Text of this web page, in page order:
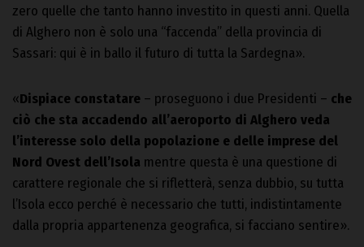
zero quelle che tanto hanno investito in questi anni. Quella
di Alghero non è solo una “faccenda” della provincia di
Sassari: qui è in ballo il futuro di tutta la Sardegna».
«Dispiace constatare – proseguono i due Presidenti – che
ciò che sta accadendo all’aeroporto di Alghero veda
l’interesse solo della popolazione e delle imprese del
Nord Ovest dell’Isola mentre questa è una questione di
carattere regionale che si rifletterà, senza dubbio, su tutta
l’Isola ecco perché è necessario che tutti, indistintamente
dalla propria appartenenza geografica, si facciano sentire».